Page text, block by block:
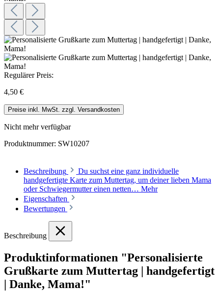
Regulärer Preis:
4,50 €
Preise inkl. MwSt. zzgl. Versandkosten
Nicht mehr verfügbar
Produktnummer: SW10207
Beschreibung
Du suchst eine ganz individuelle
handgefertigte Karte zum Muttertag, um deiner lieben Mama
oder Schwiegermutter einen netten… Mehr
Eigenschaften
Bewertungen
Beschreibung
Produktinformationen "Personalisierte
Grußkarte zum Muttertag | handgefertigt
| Danke, Mama!"